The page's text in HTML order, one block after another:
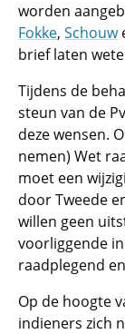
worden
Fokke, Schouw
brief laten
Tijdens de
steun van de
deze wensen.
nemen) Wet
moet een
door Tweede
willen geen
voorliggende
raadplegend
Op de hoogte
indieners zich